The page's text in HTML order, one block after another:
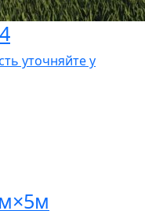
уточняйте у